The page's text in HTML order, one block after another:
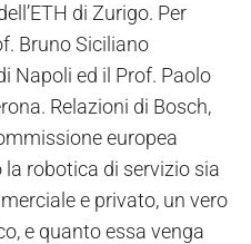
di Zurigo. Per
Bruno Siciliano
Napoli ed il Prof. Paolo
Relazioni di Bosch,
europea
robotica di servizio sia
e privato, un vero
e quanto essa venga